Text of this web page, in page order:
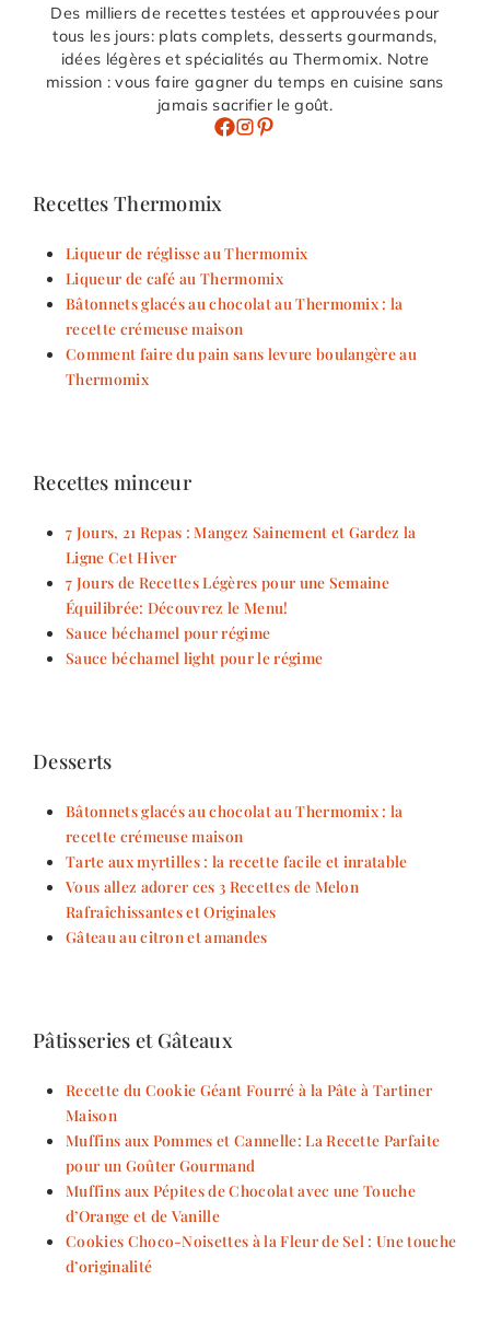
Des milliers de recettes testées et approuvées pour
tous les jours: plats complets, desserts gourmands,
idées légères et spécialités au Thermomix. Notre
mission : vous faire gagner du temps en cuisine sans
jamais sacrifier le goût.
Recettes Thermomix
Liqueur de réglisse au Thermomix
Liqueur de café au Thermomix
Bâtonnets glacés au chocolat au Thermomix : la
recette crémeuse maison
Comment faire du pain sans levure boulangère au
Thermomix
Recettes minceur
7 Jours, 21 Repas : Mangez Sainement et Gardez la
Ligne Cet Hiver
7 Jours de Recettes Légères pour une Semaine
Équilibrée: Découvrez le Menu!
Sauce béchamel pour régime
Sauce béchamel light pour le régime
Desserts
Bâtonnets glacés au chocolat au Thermomix : la
recette crémeuse maison
Tarte aux myrtilles : la recette facile et inratable
Vous allez adorer ces 3 Recettes de Melon
Rafraîchissantes et Originales
Gâteau au citron et amandes
Pâtisseries et Gâteaux
Recette du Cookie Géant Fourré à la Pâte à Tartiner
Maison
Muffins aux Pommes et Cannelle: La Recette Parfaite
pour un Goûter Gourmand
Muffins aux Pépites de Chocolat avec une Touche
d’Orange et de Vanille
Cookies Choco-Noisettes à la Fleur de Sel : Une touche
d’originalité